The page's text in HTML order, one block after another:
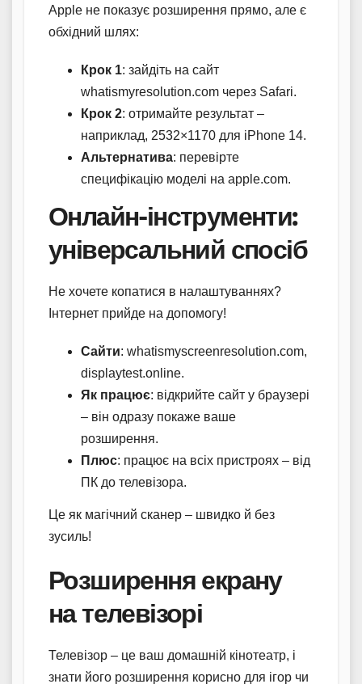
Apple не показує розширення прямо, але є
обхідний шлях:
Крок 1: зайдіть на сайт
whatismyresolution.com через Safari.
Крок 2: отримайте результат –
наприклад, 2532×1170 для iPhone 14.
Альтернатива: перевірте
специфікацію моделі на apple.com.
Онлайн-інструменти:
універсальний спосіб
Не хочете копатися в налаштуваннях?
Інтернет прийде на допомогу!
Сайти: whatismyscreenresolution.com,
displaytest.online.
Як працює: відкрийте сайт у браузері
– він одразу покаже ваше
розширення.
Плюс: працює на всіх пристроях – від
ПК до телевізора.
Це як магічний сканер – швидко й без
зусиль!
Розширення екрану
на телевізорі
Телевізор – це ваш домашній кінотеатр, і
знати його розширення корисно для ігор чи